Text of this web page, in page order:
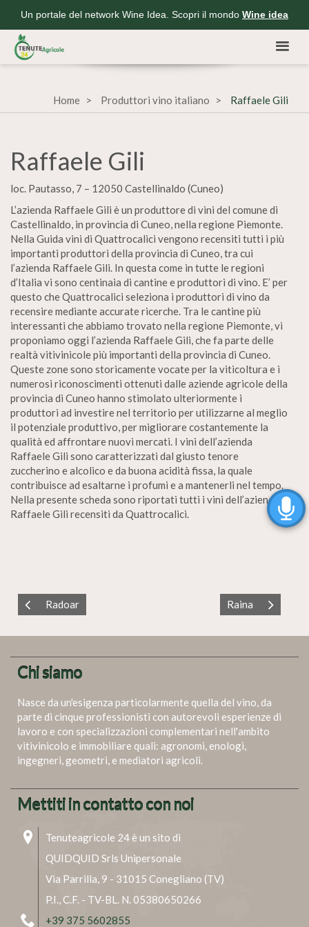
Un portale del network Wine Idea. Scopri il mondo Wine idea
Home Produttori vino italiano Raffaele Gili
Raffaele Gili
loc. Pautasso, 7 – 12050 Castellinaldo (Cuneo)
L’azienda Raffaele Gili è un produttore di vini del comune di
Castellinaldo, in provincia di Cuneo, nella regione Piemonte.
Nella Guida vini di Quattrocalici vengono recensiti tutti i più
importanti produttori della provincia di Cuneo, tra cui
l’azienda Raffaele Gili. In questa come in tutte le regioni
d’Italia vi sono centinaia di cantine e produttori di vino. E’ per
questo che Quattrocalici seleziona i produttori di vino da
recensire mediante accurate ricerche. Tra le cantine più
interessanti che abbiamo trovato nella regione Piemonte, vi
proponiamo oggi l’azienda Raffaele Gili, che fa parte delle
realtà vitivinicole più importanti della provincia di Cuneo.
Queste zone sono storicamente vocate per la viticoltura e i
numerosi riconoscimenti ottenuti dalle aziende agricole della
provincia di Cuneo hanno stimolato ulteriormente i
produttori ad investire nel territorio per utilizzarne al meglio
il potenziale produttivo, per migliorare costantemente la
qualità ed affrontare nuovi mercati. I vini dell’azienda
Raffaele Gili sono caratterizzati dal giusto tenore
zuccherino e alcolico e da buona acidità fissa, la quale
contribuisce ad esaltarne i profumi e a mantenerli nel tempo.
Nella presente scheda sono riportati tutti i vini dell’azienda
Raffaele Gili recensiti da Quattrocalici.
Radoar Raina
Chi siamo
Nasce da un'esigenza particolarmente quella del vino, da
parte di cinque professionisti con autorevoli esperienze di
lavoro e con specializzazioni complementari nell'ambito
vitivinicolo e immobiliare quali: agronomi, enologi,
ingegneri, geometri, e mediatori agricoli.
Mettiti in contatto con noi
Tenuteagricole 24 è un sito di
QUIDQUID Srls Unipersonale
Via Parrilla, 9 - 31015 Conegliano (TV)
P.I., C.F. - TV-BL. N. 05380650266
+39 375 5602855